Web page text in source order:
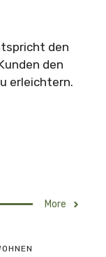
den
den
erleichtern.
More